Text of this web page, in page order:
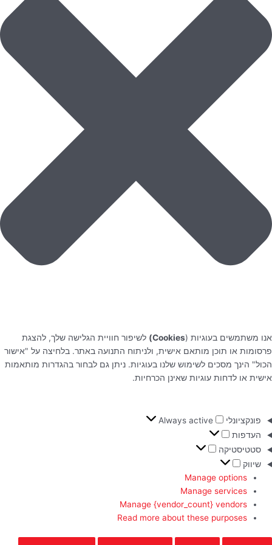
אנו משתמשים בעוגיות (Cookies)
לשיפור חוויית הגלישה שלך, להצגת
פרסומות או תוכן מותאם אישית, ולניתוח התנועה באתר. בלחיצה על "אישור
הכול" הינך מסכים לשימוש שלנו בעוגיות. ניתן גם לבחור בהגדרות מותאמות
אישית או לדחות עוגיות שאינן הכרחיות.
פונקציונלי
Always active
העדפות
סטטיסטיקה
שיווק
Manage options
Manage services
Manage {vendor_count} vendors
Read more about these purposes